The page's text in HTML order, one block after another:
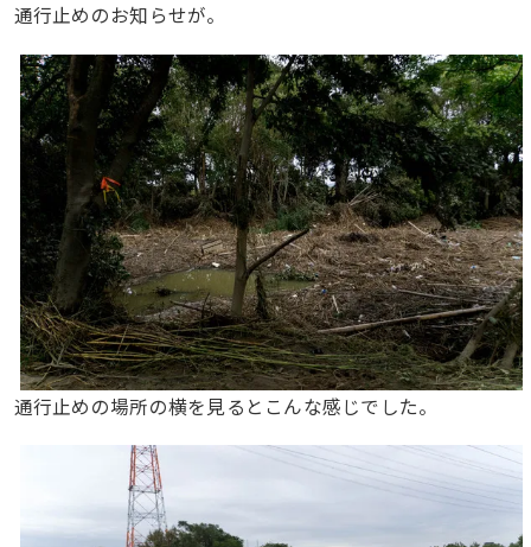
通行止めのお知らせが。
通行止めの場所の横を見るとこんな感じでした。